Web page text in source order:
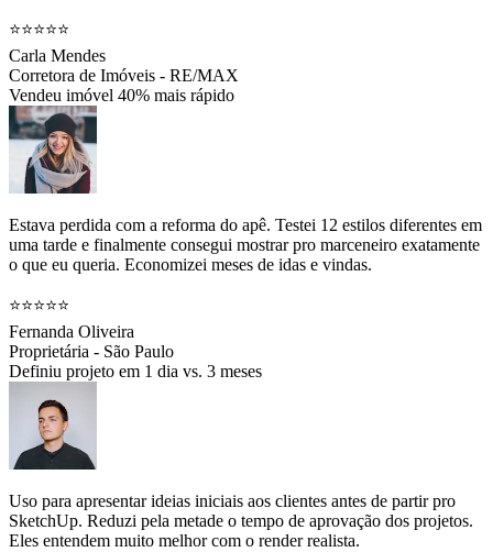
⭐⭐⭐⭐⭐
Carla Mendes
Corretora de Imóveis - RE/MAX
Vendeu imóvel 40% mais rápido
Estava perdida com a reforma do apê. Testei 12 estilos diferentes em
uma tarde e finalmente consegui mostrar pro marceneiro exatamente
o que eu queria. Economizei meses de idas e vindas.
⭐⭐⭐⭐⭐
Fernanda Oliveira
Proprietária - São Paulo
Definiu projeto em 1 dia vs. 3 meses
Uso para apresentar ideias iniciais aos clientes antes de partir pro
SketchUp. Reduzi pela metade o tempo de aprovação dos projetos.
Eles entendem muito melhor com o render realista.